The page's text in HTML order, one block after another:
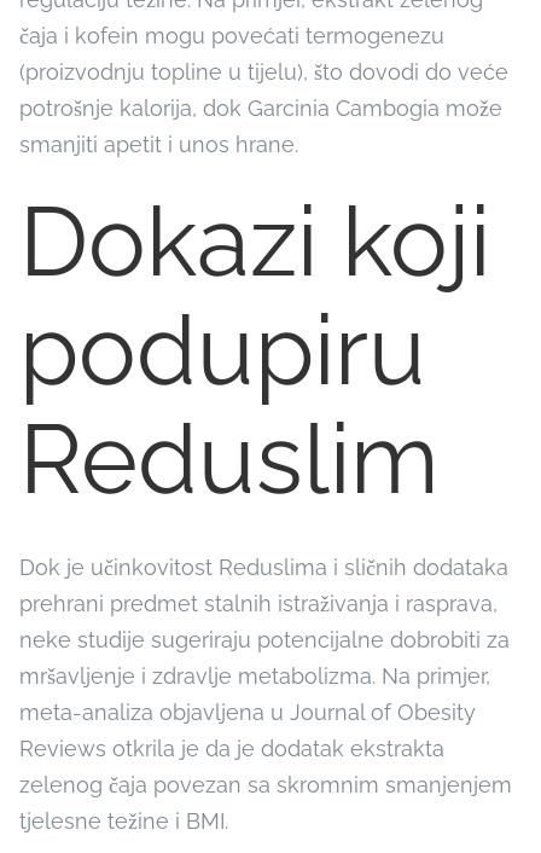
čaja i kofein mogu povećati termogenezu
(proizvodnju topline u tijelu), što dovodi do veće
potrošnje kalorija, dok Garcinia Cambogia može
smanjiti apetit i unos hrane.
Dokazi koji
podupiru
Reduslim
Dok je učinkovitost Reduslima i sličnih dodataka
prehrani predmet stalnih istraživanja i rasprava,
neke studije sugeriraju potencijalne dobrobiti za
mršavljenje i zdravlje metabolizma. Na primjer,
meta-analiza objavljena u Journal of Obesity
Reviews otkrila je da je dodatak ekstrakta
zelenog čaja povezan sa skromnim smanjenjem
tjelesne težine i BMI.